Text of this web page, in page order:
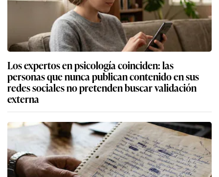
Los expertos en psicología coinciden: las
personas que nunca publican contenido en sus
redes sociales no pretenden buscar validación
externa